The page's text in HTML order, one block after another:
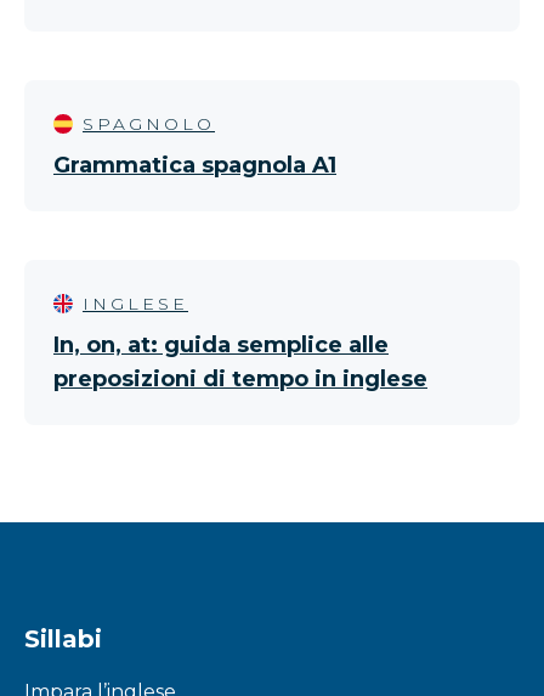
SPAGNOLO
Grammatica spagnola A1
INGLESE
In, on, at: guida semplice alle
preposizioni di tempo in inglese
Sillabi